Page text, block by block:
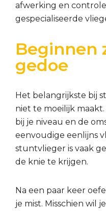
afwerking en
gespecialiseerde
Beginnen
gedoe
Het belangrijkste bij
niet te moeilijk
bij je niveau en de
eenvoudige eenlijns
stuntvlieger is vaak
de knie te krijgen.
Na een paar keer
je mist. Misschien wil